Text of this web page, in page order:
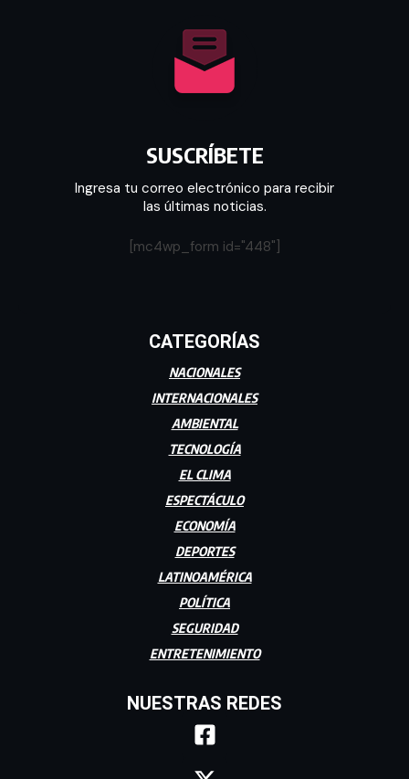
SUSCRÍBETE
Ingresa tu correo electrónico para recibir
las últimas noticias.
[mc4wp_form id="448"]
CATEGORÍAS
NACIONALES
INTERNACIONALES
AMBIENTAL
TECNOLOGÍA
EL CLIMA
ESPECTÁCULO
ECONOMÍA
DEPORTES
LATINOAMÉRICA
POLÍTICA
SEGURIDAD
ENTRETENIMIENTO
NUESTRAS REDES